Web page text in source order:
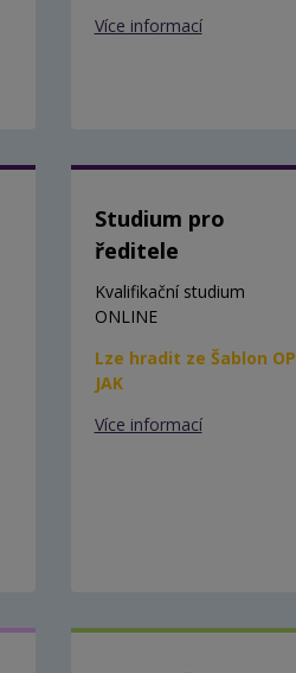
Více informací
Studium pro
ředitele
Kvalifikační studium
ONLINE
Lze hradit ze Šablon OP
JAK
Více informací